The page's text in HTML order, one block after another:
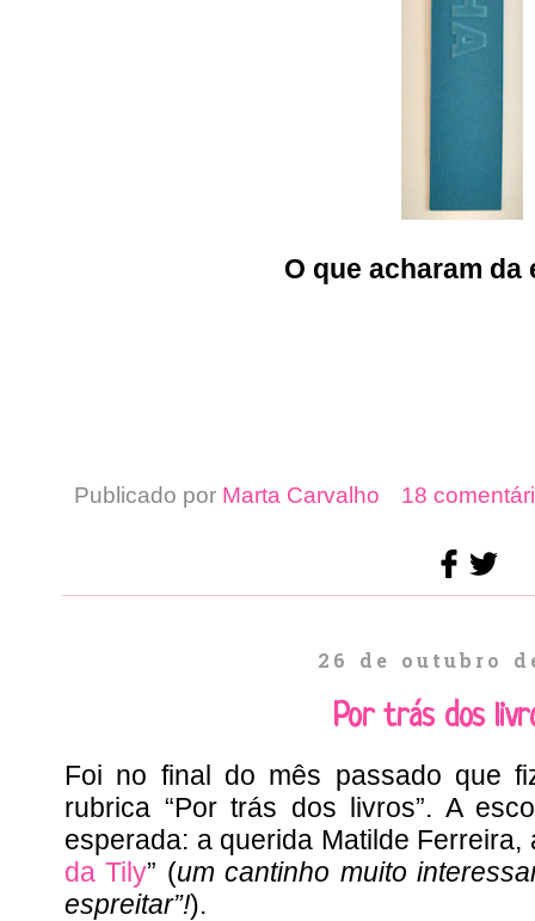
O que acharam da
Publicado por Marta Carvalho 18
26 de outubro
Por trás dos
Foi no final do mês passado que
rubrica “Por trás dos livros”. A
esperada: a querida Matilde Ferreira,
da Tily” (um cantinho muito
espreitar”!).